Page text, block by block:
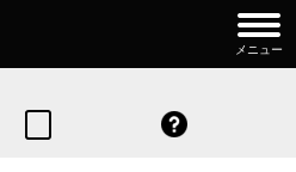
メニュー